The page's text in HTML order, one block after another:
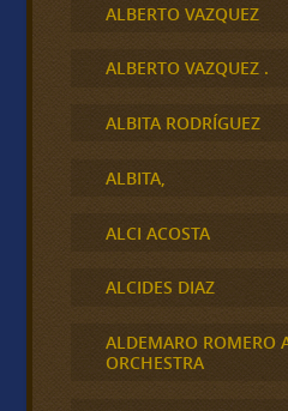
ALBERTO VAZQUEZ
ALBERTO VAZQUEZ .
ALBITA RODRÍGUEZ
ALBITA,
ALCI ACOSTA
ALCIDES DIAZ
ALDEMARO ROMERO
ORCHESTRA